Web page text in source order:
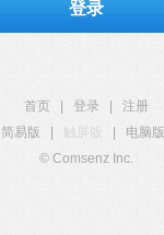
登录
首页 登录
注册
简易版
触屏版 电脑版
© Comsenz Inc.